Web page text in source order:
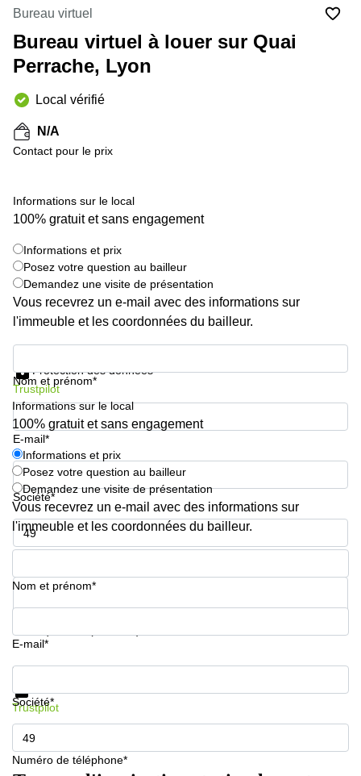
Strasbourg
d'affaires
Toulouse
Toulouse
Coworking
Nice
Lyon
Location
bureaux
Paris
Centre
d'affaires
Montpellier
Bureau virtuel
Bureau virtuel à louer sur Quai
Perrache, Lyon
Local vérifié
N/A
Contact pour le prix
Informations sur le local
100% gratuit et sans engagement
Informations et prix
Posez votre question au bailleur
Demandez une visite de présentation
Vous recevrez un e-mail avec des informations sur
l'immeuble et les coordonnées du bailleur.
Nom et prénom*
E-mail*
Société*
Numéro de téléphone*
Protection des données
Trustpilot
Informations sur le local
100% gratuit et sans engagement
Informations et prix
Posez votre question au bailleur
Demandez une visite de présentation
Vous recevrez un e-mail avec des informations sur
l'immeuble et les coordonnées du bailleur.
Nom et prénom*
E-mail*
Société*
Numéro de téléphone*
Informations et prix
Trustpilot